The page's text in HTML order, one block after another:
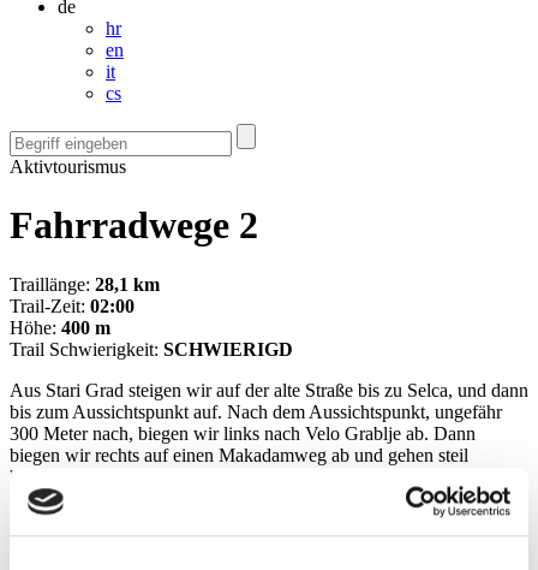
de
hr
en
it
cs
Aktivtourismus
Fahrradwege 2
Traillänge: 28,1 km
Trail-Zeit: 02:00
Höhe: 400 m
Trail Schwierigkeit: SCHWIERIGD
Aus Stari Grad steigen wir auf der alte Straße bis zu Selca, und dann
bis zum Aussichtspunkt auf. Nach dem Aussichtspunkt, ungefähr
300 Meter nach, biegen wir links nach Velo Grablje ab. Dann
biegen wir rechts auf einen Makadamweg ab und gehen steil
herunter in Richtung Milna (durch das Viadukt). Von Milna geht
unsere Fahrt weiter auf Asphaltstraße in Richtung Zaraće und
Dubovica. Dann steigen wir zu einem Tunnel hinauf. Wir fahren
durch den Tunnel und steigen zum Fährhafen in Stari Grad ab.